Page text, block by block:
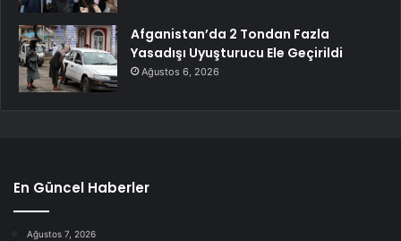
Afganistan’da 2 Tondan Fazla
Yasadışı Uyuşturucu Ele Geçirildi
Ağustos 6, 2026
En Güncel Haberler
Ağustos 7, 2026